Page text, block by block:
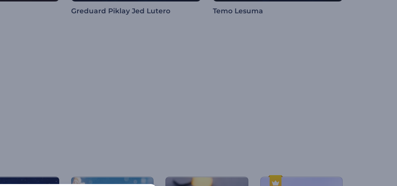
Greduard Piklay Jed Lutero Temo Lesuma